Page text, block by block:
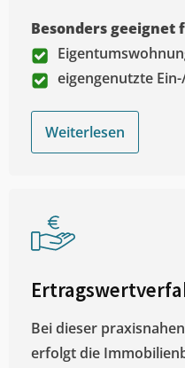
Besonders geeignet
eigengenutzte
Weiterlesen
Bei dieser
erfolgt die